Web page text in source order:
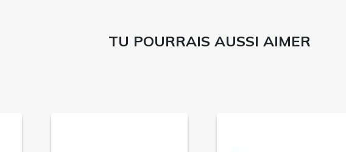
TU POURRAIS AUSSI AIMER